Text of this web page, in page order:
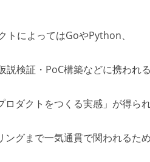
トによってはGoやPython、
説検証・PoC構築などに携われ
ロダクトをつくる実感」が得ら
ングまで一気通貫で関われるた